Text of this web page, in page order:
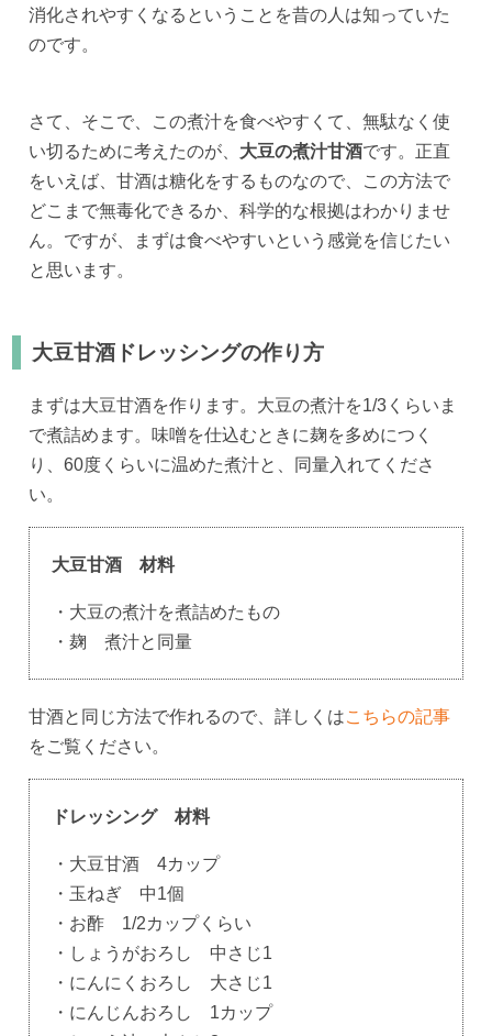
消化されやすくなるということを昔の人は知っていた
のです。
さて、そこで、この煮汁を食べやすくて、無駄なく使
い切るために考えたのが、 大豆の煮汁甘酒です。正直
をいえば、甘酒は糖化をするものなので、この方法で
どこまで無毒化できるか、科学的な根拠はわかりませ
ん。ですが、まずは食べやすいという感覚を信じたい
と思います。
大豆甘酒ドレッシングの作り方
まずは大豆甘酒を作ります。大豆の煮汁を1/3くらいま
で煮詰めます。味噌を仕込むときに麹を多めにつく
り、60度くらいに温めた煮汁と、同量入れてくださ
い。
大豆甘酒 材料
・大豆の煮汁を煮詰めたもの
・麹 煮汁と同量
甘酒と同じ方法で作れるので、詳しくはこちらの記事
をご覧ください。
ドレッシング 材料
・大豆甘酒 4カップ
・玉ねぎ 中1個
・お酢 1/2カップくらい
・しょうがおろし 中さじ1
・にんにくおろし 大さじ1
・にんじんおろし 1カップ